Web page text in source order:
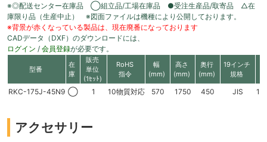
※◎配送センター在庫品 ◯組立品/工場在庫品 ●受注生産品/取寄品 △在
庫限り品（生産中止） ※図面ファイルは機種により公開しております。
※背景が赤くなっている製品は、現在廃番になっております
CADデータ（DXF）のダウンロードには、
ログイン / 会員登録が必要です。
型番
在
庫
販売
単位
(1ｾｯﾄ)
RoHS
指令
幅
(mm)
高さ
(mm)
奥行
(mm)
19インチ
規格
RKC-175J-45N9 ◯ 1 10物質対応 570 1750 450 JIS
アクセサリー